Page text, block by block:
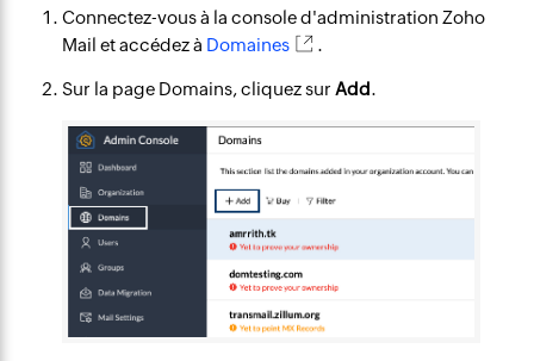
Connectez-vous à la console d'administration Zoho
Mail et accédez à Domaines .
Sur la page Domains, cliquez surAdd.